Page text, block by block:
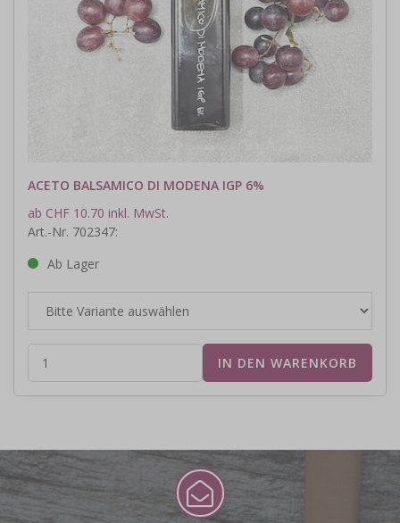
ACETO BALSAMICO DI MODENA IGP 6%
ab CHF 10.70 inkl. MwSt.
Art.-Nr. 702347:
Ab Lager